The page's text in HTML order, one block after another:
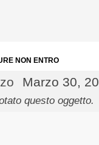
NON ENTRO
Marzo 30,
questo oggetto.